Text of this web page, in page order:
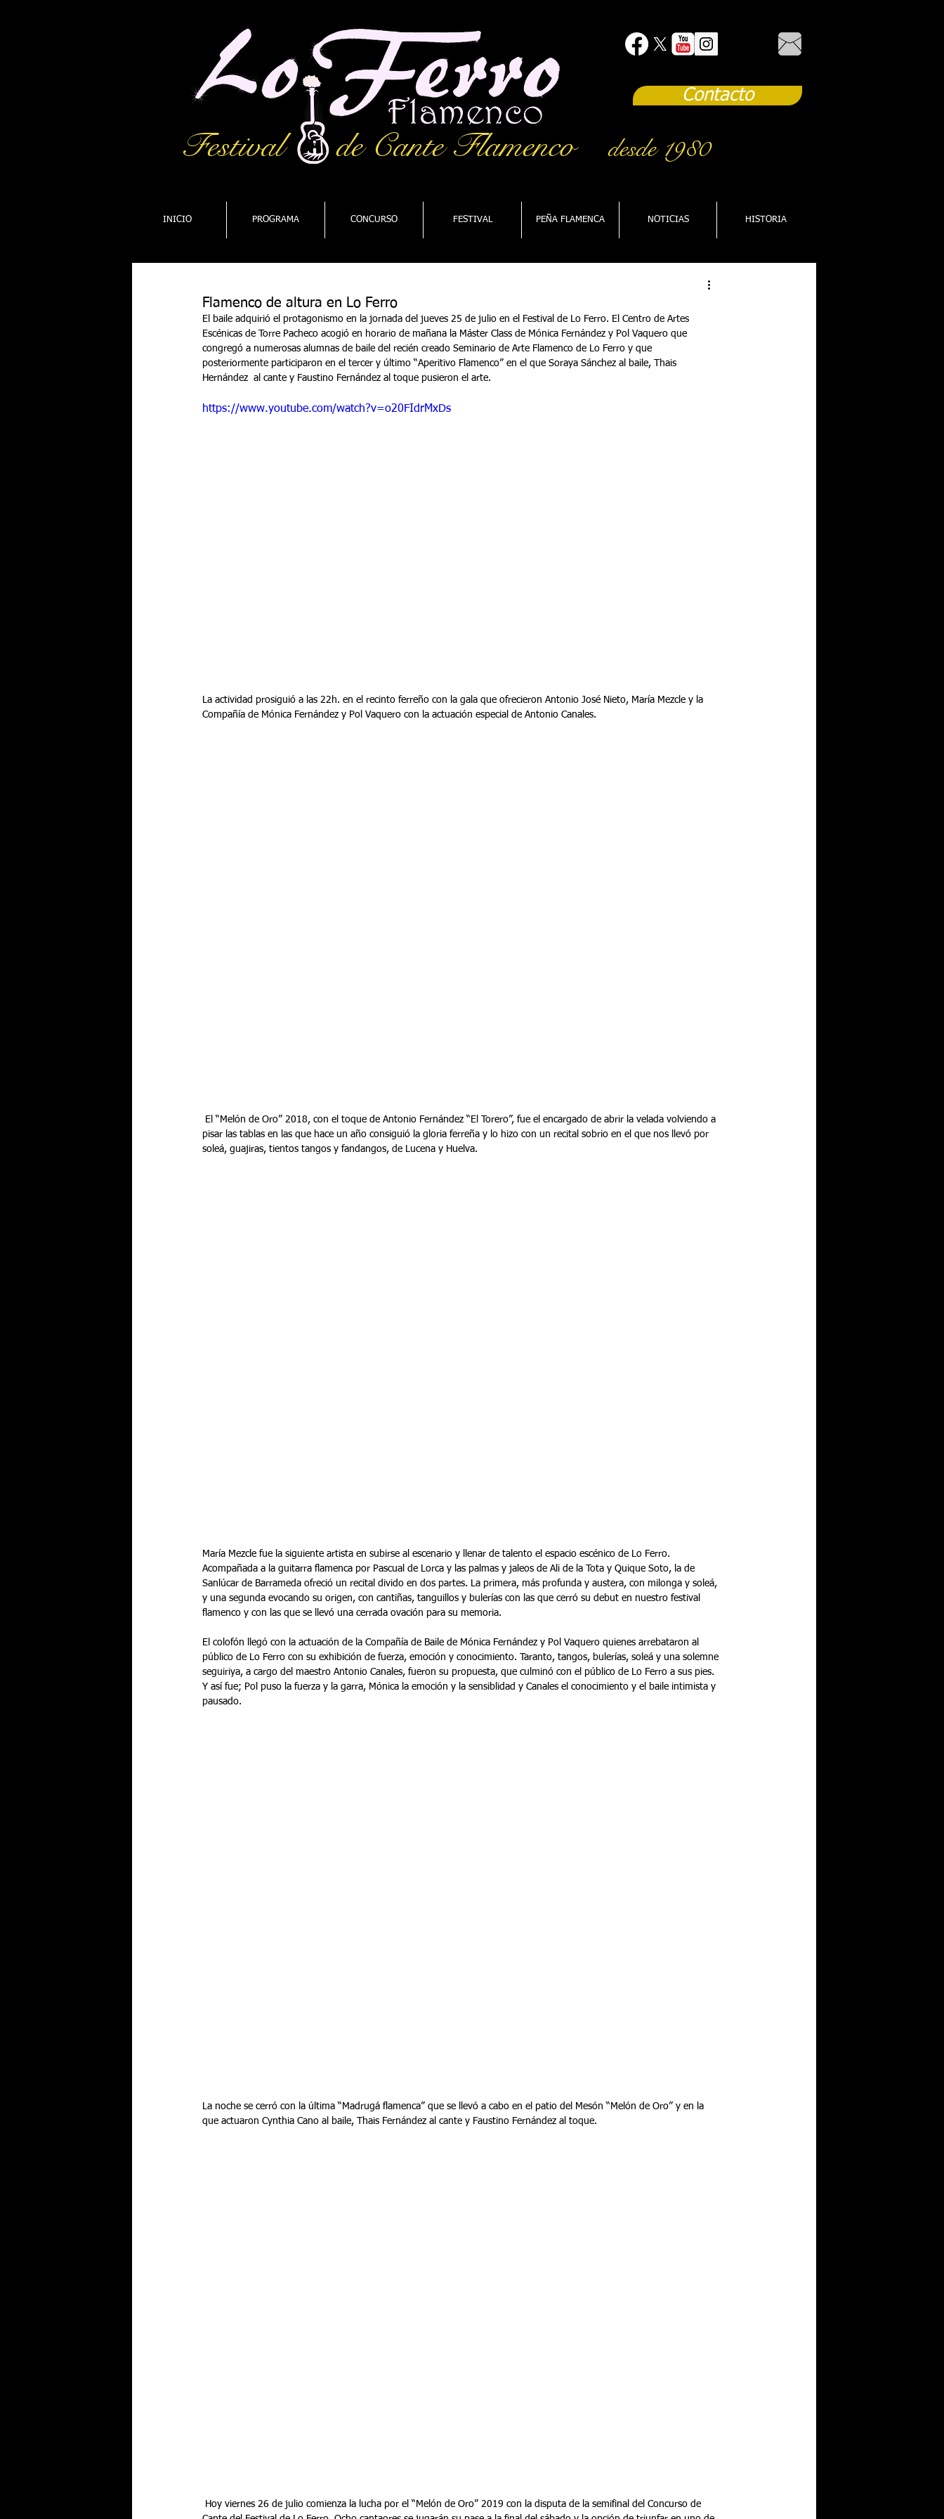
Contacto
Festival de Cante Flamencodesde 1980
INICIO PROGRAMA CONCURSO FESTIVAL PEÑA FLAMENCA NOTICIAS HISTORIA
Flamenco de altura en Lo Ferro
El baile adquirió el protagonismo en la jornada del jueves 25 de julio en el Festival de Lo Ferro. El Centro de Artes
Escénicas de Torre Pacheco acogió en horario de mañana la Máster Class de Mónica Fernández y Pol Vaquero que
congregó a numerosas alumnas de baile del recién creado Seminario de Arte Flamenco de Lo Ferro y que
posteriormente participaron en el tercer y último “Aperitivo Flamenco” en el que Soraya Sánchez al baile, Thais
Hernández  al cante y Faustino Fernández al toque pusieron el arte.
https://www.youtube.com/watch?v=o20FIdrMxDs
La actividad prosiguió a las 22h. en el recinto ferreño con la gala que ofrecieron Antonio José Nieto, María Mezcle y la
Compañía de Mónica Fernández y Pol Vaquero con la actuación especial de Antonio Canales.
pisar las tablas en las que hace un año consiguió la gloria ferreña y lo hizo con un recital sobrio en el que nos llevó por
soleá, guajiras, tientos tangos y fandangos, de Lucena y Huelva.
María Mezcle fue la siguiente artista en subirse al escenario y llenar de talento el espacio escénico de Lo Ferro.
Acompañada a la guitarra flamenca por Pascual de Lorca y las palmas y jaleos de Ali de la Tota y Quique Soto, la de
Sanlúcar de Barrameda ofreció un recital divido en dos partes. La primera, más profunda y austera, con milonga y soleá,
y una segunda evocando su origen, con cantiñas, tanguillos y bulerías con las que cerró su debut en nuestro festival
flamenco y con las que se llevó una cerrada ovación para su memoria.
El colofón llegó con la actuación de la Compañía de Baile de Mónica Fernández y Pol Vaquero quienes arrebataron al
público de Lo Ferro con su exhibición de fuerza, emoción y conocimiento. Taranto, tangos, bulerías, soleá y una solemne
seguiriya, a cargo del maestro Antonio Canales, fueron su propuesta, que culminó con el público de Lo Ferro a sus pies.
Y así fue; Pol puso la fuerza y la garra, Mónica la emoción y la sensiblidad y Canales el conocimiento y el baile intimista y
pausado.
La noche se cerró con la última “Madrugá flamenca” que se llevó a cabo en el patio del Mesón “Melón de Oro” y en la
que actuaron Cynthia Cano al baile, Thais Fernández al cante y Faustino Fernández al toque.